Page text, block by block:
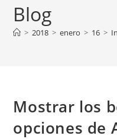
Blog
> 2018 > enero > 16 >
Mostrar los
opciones de